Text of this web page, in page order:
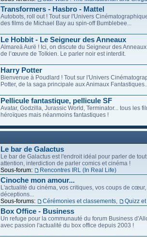
Transformers - Hasbro - Mattel
Autobots, roll out ! Tout sur l'Univers
des films de Michael Bay au spin-off Bumblebee...
Le Hobbit - Le Seigneur des Anneaux
Almareä Aurë ! Ici, on discute du Seigneur des
de l’œuvre de Tolkien. Le parler noir est interdit.
Harry Potter
Bienvenue à Poudlard ! Tout sur l'Univers
Potter, de la saga principale aux Animaux
Pellicule fantastique, pellicule SF
Avatar, Godzilla, Jurassic World, Terminator... tous les
héroïques mais néanmoins fantastiques !
Le bar de Galactus
Le bar de Galactus est l'endroit idéal pour parler de
attention, interdiction de parler comics et cinéma !
Sous-forum:
Rencontres IRL (In Real Life)
Cinoche mon amour...
L'actualité du cinéma, vos critiques, vos coups de cœur,
déceptions...
Sous-forums:
Cérémonies et classements Quizz
Box Office - Business
Un refuge pour la communauté du forum Business
avec passion l'actualité du box office depuis 2003 !